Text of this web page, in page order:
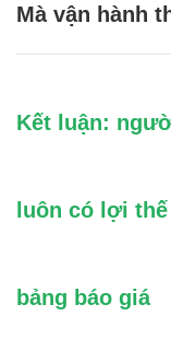
Mà vận hành
Kết luận:
luôn có lợi
bảng báo giá